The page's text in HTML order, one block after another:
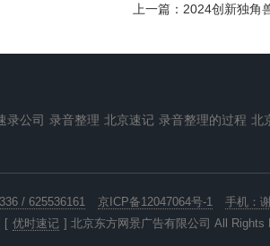
处罚。
上一篇： 2024创新独角
录公司 录音整理 北京速记 录音整理的过程 北
/ 625536161 京ICP备12047064号-1
手机：
[ 优时速记 ] 北京东方网景广告有限公司 All